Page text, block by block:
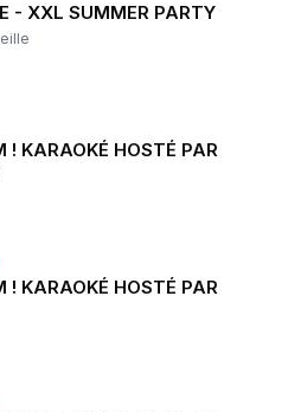
- XXL SUMMER PARTY
! KARAOKÉ HOSTÉ PAR
! KARAOKÉ HOSTÉ PAR